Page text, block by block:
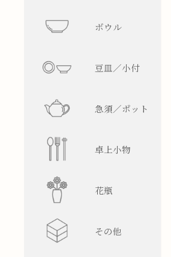
ボウル
豆皿／小付
急須／ポット
卓上小物
花瓶
その他